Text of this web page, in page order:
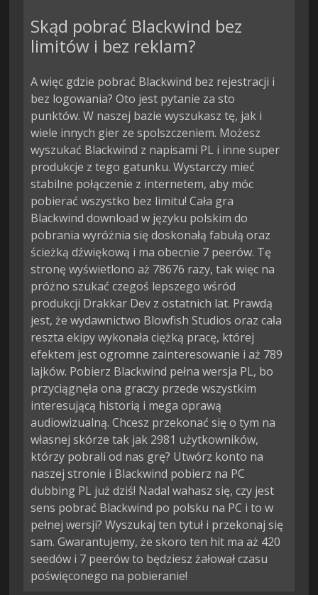
Skąd pobrać Blackwind bez
limitów i bez reklam?
A więc gdzie pobrać Blackwind bez rejestracji i
bez logowania? Oto jest pytanie za sto
punktów. W naszej bazie wyszukasz tę, jak i
wiele innych gier ze spolszczeniem. Możesz
wyszukać Blackwind z napisami PL i inne super
produkcje z tego gatunku. Wystarczy mieć
stabilne połączenie z internetem, aby móc
pobierać wszystko bez limitu! Cała gra
Blackwind download w języku polskim do
pobrania wyróżnia się doskonałą fabułą oraz
ścieżką dźwiękową i ma obecnie 7 peerów. Tę
stronę wyświetlono aż 78676 razy, tak więc na
próżno szukać czegoś lepszego wśród
produkcji Drakkar Dev z ostatnich lat. Prawdą
jest, że wydawnictwo Blowfish Studios oraz cała
reszta ekipy wykonała ciężką pracę, której
efektem jest ogromne zainteresowanie i aż 789
lajków. Pobierz Blackwind pełna wersja PL, bo
przyciągnęła ona graczy przede wszystkim
interesującą historią i mega oprawą
audiowizualną. Chcesz przekonać się o tym na
własnej skórze tak jak 2981 użytkowników,
którzy pobrali od nas grę? Utwórz konto na
naszej stronie i Blackwind pobierz na PC
dubbing PL już dziś! Nadal wahasz się, czy jest
sens pobrać Blackwind po polsku na PC i to w
pełnej wersji? Wyszukaj ten tytuł i przekonaj się
sam. Gwarantujemy, że skoro ten hit ma aż 420
seedów i 7 peerów to będziesz żałował czasu
poświęconego na pobieranie!